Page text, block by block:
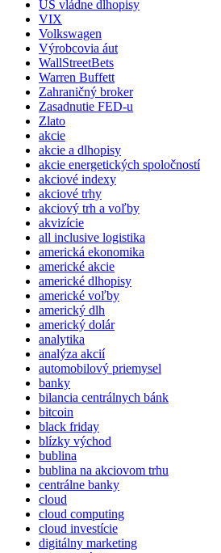
US vládne dlhopisy
VIX
Volkswagen
Výrobcovia áut
WallStreetBets
Warren Buffett
Zahraničný broker
Zasadnutie FED-u
Zlato
akcie
akcie a dlhopisy
akcie energetických spoločností
akciové indexy
akciové trhy
akciový trh a voľby
akvizície
all inclusive logistika
americká ekonomika
americké akcie
americké dlhopisy
americké voľby
americký dlh
americký dolár
analytika
analýza akcií
automobilový priemysel
banky
bilancia centrálnych bánk
bitcoin
black friday
blízky východ
bublina
bublina na akciovom trhu
centrálne banky
cloud
cloud computing
cloud investície
digitálny marketing